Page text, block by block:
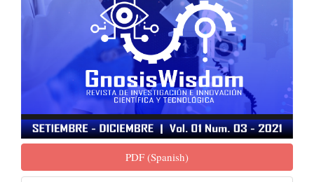
PDF (Spanish)